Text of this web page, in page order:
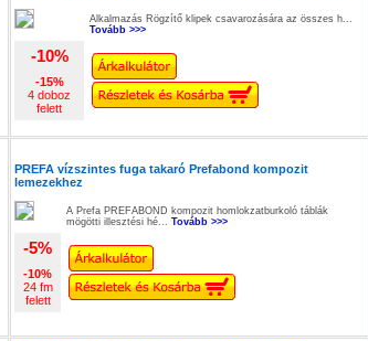
Alkalmazás Rögzítő klipek csavarozására az összes h...
Tovább >>>
-10%
-15%
4 doboz
felett
PREFA vízszintes fuga takaró Prefabond kompozit
lemezekhez
A Prefa PREFABOND kompozit homlokzatburkoló táblák
mögötti illesztési hé... Tovább >>>
-5%
-10%
24 fm
felett